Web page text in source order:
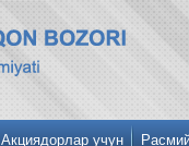
Акциядорлар учун